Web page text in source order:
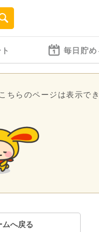
毎日貯め
こちらのページは表示で
ムへ戻る